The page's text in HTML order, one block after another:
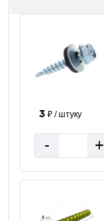
3 ₽ / штуку
- +